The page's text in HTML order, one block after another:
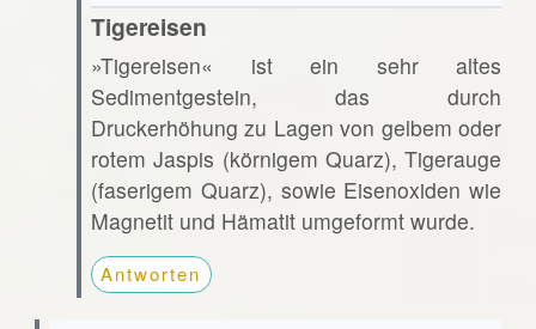
Tigereisen
»Tigereisen« ist ein sehr altes
Sedimentgestein, das durch
Druckerhöhung zu Lagen von gelbem oder
rotem Jaspis (körnigem Quarz), Tigerauge
(faserigem Quarz), sowie Eisenoxiden wie
Magnetit und Hämatit umgeformt wurde.
Antworten